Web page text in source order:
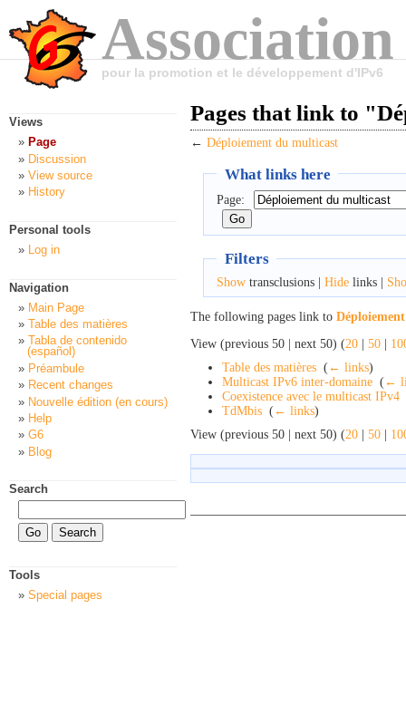
pour la promotion et le développement d'IPv6
Pages that link to
← Déploiement du multicast
What links here
Page:
Filters
Showtransclusions | Hidelinks |
The following pages link to
View (previous 50 | next 50) (20 | 50 |
Table des matières ( ← links)
Multicast IPv6 inter-domaine ( ←
Coexistence avec le multicast IPv4
TdMbis ( ← links)
View (previous 50 | next 50) (20 | 50 |
Views
Page
Discussion
View source
History
Personal tools
Log in
Navigation
Main Page
Table des matières
Tabla de contenido
(español)
Préambule
Recent changes
Nouvelle édition (en cours)
Help
G6
Blog
Search
Tools
Special pages